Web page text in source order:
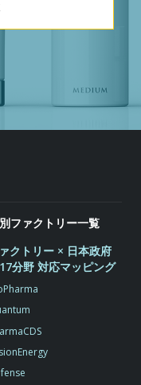
ファクトリー一覧
クトリー × 日本政府
分野 対応マッピング